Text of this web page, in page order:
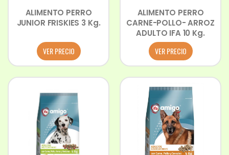
ALIMENTO PERRO
JUNIOR FRISKIES 3 Kg.
VER PRECIO
ALIMENTO PERRO
CARNE-POLLO- ARROZ
ADULTO IFA 10 Kg.
VER PRECIO